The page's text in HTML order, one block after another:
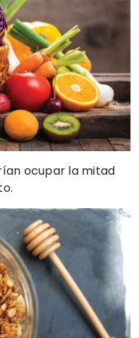
ocupar la mitad